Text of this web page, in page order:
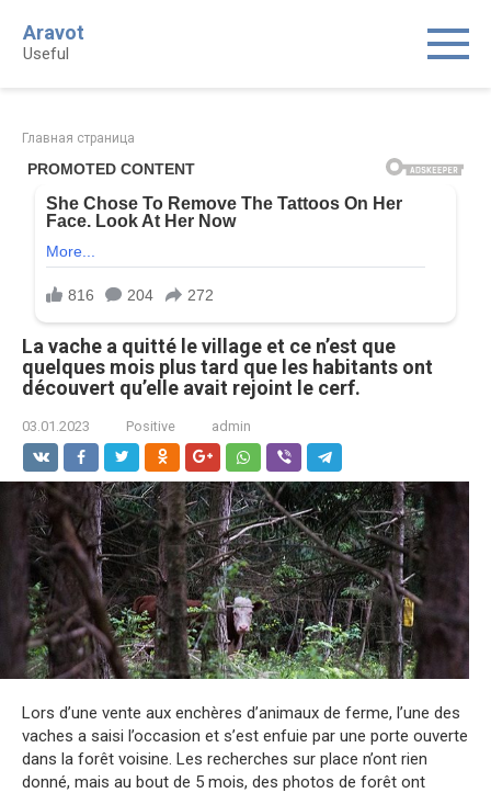
content
Aravot
Useful
Главная страница
La vache a quitté le village et ce n’est que
quelques mois plus tard que les habitants ont
découvert qu’elle avait rejoint le cerf.
03.01.2023 Positive admin
Lors d’une vente aux enchères d’animaux de ferme, l’une des
vaches a saisi l’occasion et s’est enfuie par une porte ouverte
dans la forêt voisine. Les recherches sur place n’ont rien
donné, mais au bout de 5 mois, des photos de forêt ont